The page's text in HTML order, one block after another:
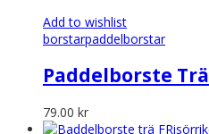
Add to wishlist
borstarpaddelborstar
Paddelborste Trä
79.00 kr